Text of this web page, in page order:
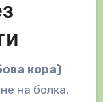
кора)
на болка.